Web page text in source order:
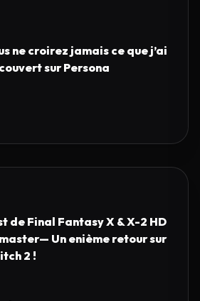
ne croirez jamais ce que j’ai
sur Persona
de Final Fantasy X & X-2 HD
Un enième retour sur
2 !